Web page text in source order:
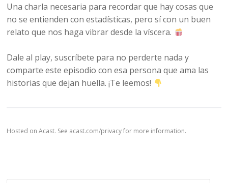
Una charla necesaria para recordar que hay cosas que
no se entienden con estadísticas, pero sí con un buen
relato que nos haga vibrar desde la víscera.
Dale al play, suscríbete para no perderte nada y
comparte este episodio con esa persona que ama las
historias que dejan huella. ¡Te leemos!
Hosted on Acast. See acast.com/privacyfor more information.